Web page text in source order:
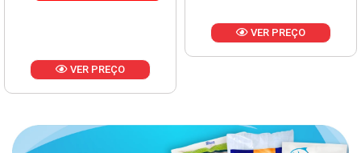
VER PREÇO
VER PREÇO